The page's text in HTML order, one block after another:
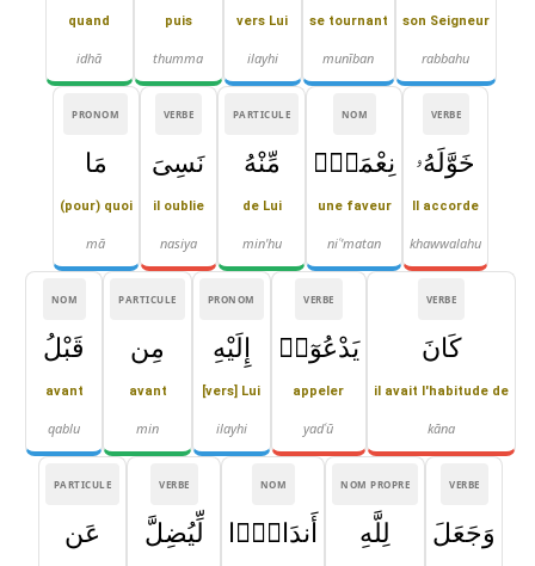
son Seigneur
rabbahu
se tournant
munīban
vers Lui
ilayhi
puis
thumma
quand
idhā
VERBE
خَوَّلَهُۥ
Il accorde
khawwalahu
NOM
نِعْمَةًۭ
une faveur
niʿ'matan
PARTICULE
مِّنْهُ
de Lui
min'hu
VERBE
نَسِىَ
il oublie
nasiya
PRONOM
مَا
(pour) quoi
mā
VERBE
كَانَ
il avait l'habitude de
kāna
VERBE
يَدْعُوٓا۟
appeler
yadʿū
PRONOM
إِلَيْهِ
[vers] Lui
ilayhi
PARTICULE
مِن
avant
min
NOM
قَبْلُ
avant
qablu
VERBE
وَجَعَلَ
NOM PROPRE
لِلَّهِ
NOM
أَندَادًۭا
VERBE
لِّيُضِلَّ
PARTICULE
عَن